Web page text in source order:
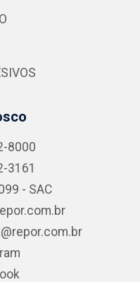
8000
3161
- SAC